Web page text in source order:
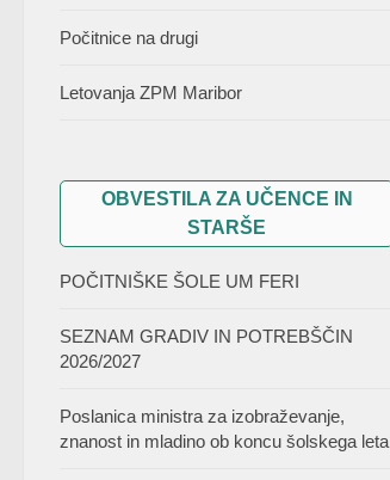
Počitnice na drugi
Letovanja ZPM Maribor
OBVESTILA ZA UČENCE IN
STARŠE
POČITNIŠKE ŠOLE UM FERI
SEZNAM GRADIV IN POTREBŠČIN
2026/2027
Poslanica ministra za izobraževanje,
znanost in mladino ob koncu šolskega leta